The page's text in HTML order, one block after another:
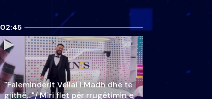
02:45
"Faleminderit Vëllai i Madh dhe të
gjithë…"/ Miri flet për rrugëtimin e